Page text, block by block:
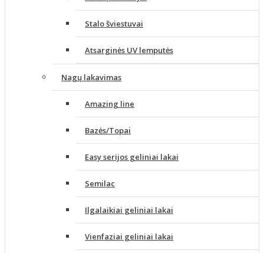
Stalo šviestuvai
Atsarginės UV lemputės
Nagų lakavimas
Amazing line
Bazės/Topai
Easy serijos geliniai lakai
Semilac
Ilgalaikiai geliniai lakai
Vienfaziai geliniai lakai